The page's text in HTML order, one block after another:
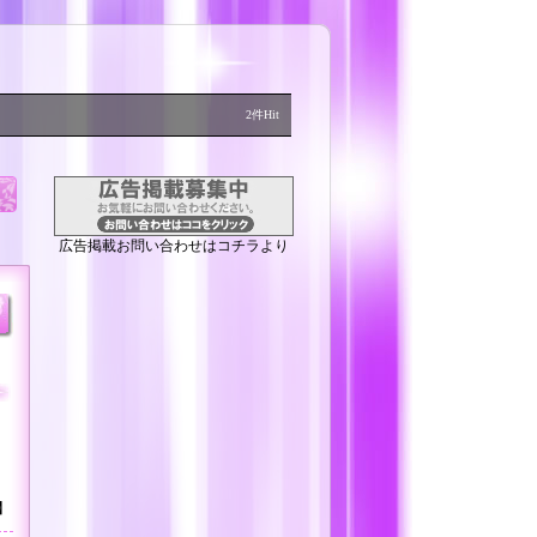
2件Hit
広告掲載お問い合わせはコチラより